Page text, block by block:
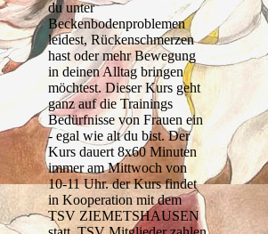
du unter
Beckenbodenproblemen
leidest, Rückenschmerzen
hast oder mehr Bewegung
in deinen Alltag bringen
möchtest. Dieser Kurs geht
ganz auf die Trainings
Bedürfnisse von Frauen ein
- egal wie alt du bist. Der
Kurs dauert 8x60 Minuten
immer am Mittwoch von
10-11 Uhr. der Kurs findet
in Kooperation mit dem
TSV ZIEMETSHAUSEN